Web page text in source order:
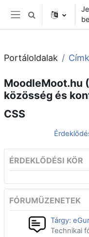
Tovább a fő tartalomhoz
Oldalpanel
Keresési
Portáloldalak
MoodleMoot.hu
közösség és
CSS
ÉRDEKLŐDÉSI KÖR
FÓRUMÜZENETEK
Tárgy:
Technikai